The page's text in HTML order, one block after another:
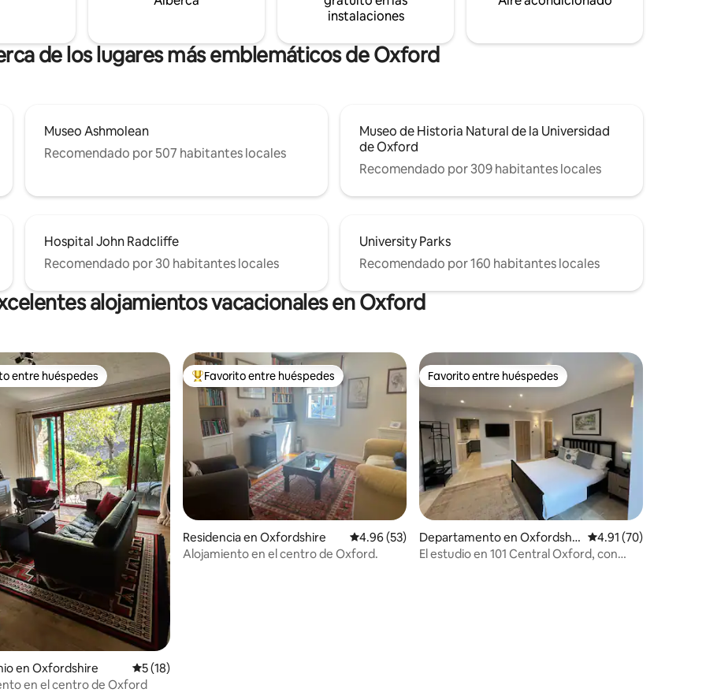
muchos hospitales líderes de Oxford.
instalaciones
de los lugares más emblemáticos de Oxford
Museo Ashmolean
Recomendado por 507 habitantes locales
Museo de Historia Natural de la Universidad
de Oxford
Recomendado por 309 habitantes locales
Hospital John Radcliffe
Recomendado por 30 habitantes locales
University Parks
Recomendado por 160 habitantes locales
alojamientos vacacionales en Oxford
en Favorito entre huéspedes
entre huéspedes
en Oxfordshire Calificación promedio: 5 de 5; 18 evaluaciones
5 (18)
en el centro de Oxford
De los mejores en Favorito entre huéspedes
Favorito entre huéspedes
Residencia en Oxfordshire Calificación promedio: 4.96 de 5; 53 evaluaciones
4.96 (53)
Alojamiento en el centro de Oxford.
Favorito entre huéspedes
Favorito entre huéspedes
Departamento en Oxfordshir
e
Calificación
4.91 (70)
El estudio en 101 Central Oxford, con